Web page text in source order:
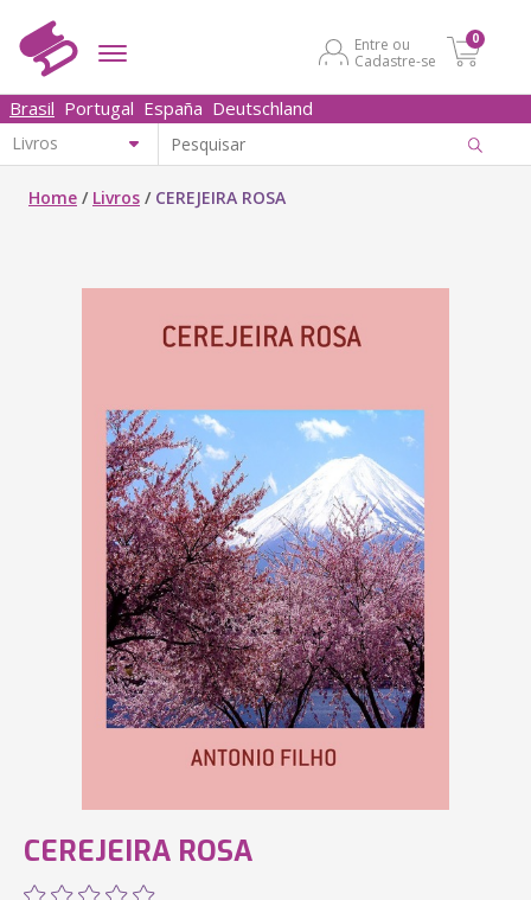
Entre ou
Cadastre-se
0
Brasil Portugal España Deutschland
Home / Livros / CEREJEIRA ROSA
CEREJEIRA ROSA